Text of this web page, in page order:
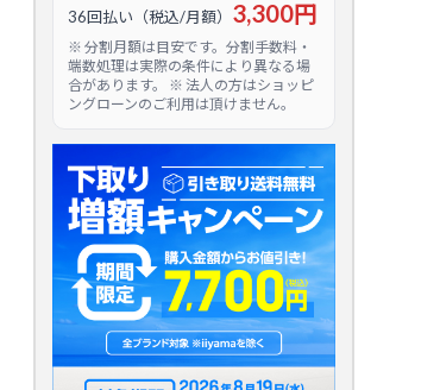
36回払い（税込/月額） 3,300円
※ 分割月額は目安です。分割手数料・
端数処理は実際の条件により異なる場
合があります。 ※ 法人の方はショッピ
ングローンのご利用は頂けません。